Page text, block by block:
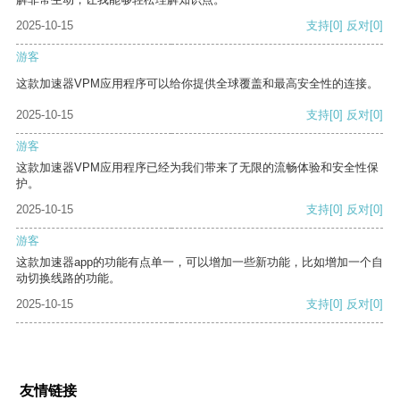
2025-10-15
支持[0] 反对[0]
游客
这款加速器VPM应用程序可以给你提供全球覆盖和最高安全性的连接。
2025-10-15 支持[0] 反对[0]
游客
这款加速器VPM应用程序已经为我们带来了无限的流畅体验和安全性保
护。
2025-10-15
支持[0] 反对[0]
游客
这款加速器app的功能有点单一，可以增加一些新功能，比如增加一个自
动切换线路的功能。
2025-10-15
支持[0] 反对[0]
友情链接